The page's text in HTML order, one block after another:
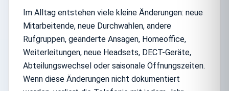
Im Alltag entstehen viele kleine Änderungen: neue
Mitarbeitende, neue Durchwahlen, andere
Rufgruppen, geänderte Ansagen, Homeoffice,
Weiterleitungen, neue Headsets, DECT-Geräte,
Abteilungswechsel oder saisonale Öffnungszeiten.
Wenn diese Änderungen nicht dokumentiert